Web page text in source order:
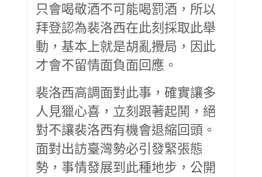
只會喝敬酒不可能喝罰酒，所以
拜登認為裴洛西在此刻採取此舉
動，基本上就是胡亂攪局，因此
才會不留情面負面回應。
裴洛西高調面對此事，確實讓多
人見獵心喜，立刻跟著起鬨，絕
對不讓裴洛西有機會退縮回頭。
面對出訪臺灣勢必引發緊張態
勢，事情發展到此種地步，公開